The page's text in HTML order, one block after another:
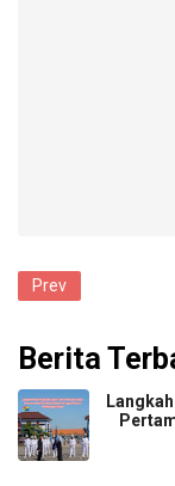
Prev
Berita